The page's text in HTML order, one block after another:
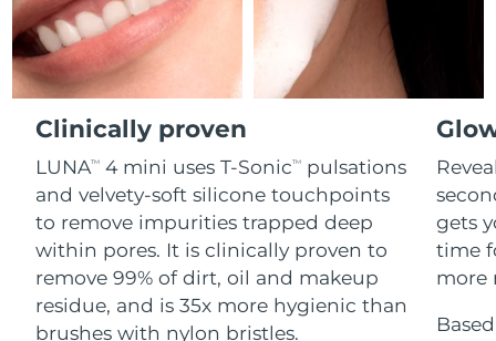
Clinically proven
LUNATM 4 mini uses T-SonicTM
pulsations
and velvety-soft silicone touchpoints
to remove impurities trapped deep
within pores. It is clinically proven to
remove 99% of dirt, oil and makeup
residue, and is 35x more hygienic than
brushes with nylon bristles.
gets
time
more
PEACH™ 2 go
Travel-friendly IPL hair removal
PEACH™ Cooling Prep Gel
Cooling IPL hair removal gel
SUPERCHARGED™ serum
Firming body serum
ESPADA™ 2
Acne treatment device
ESPADA™ Blemish Solution
Concentrated acne gel
ESPADA™ 設備
All acne treatment devices
IRIS™ 2
Rejuvenating eye massager
眼部護膚
Advanced eye care treatment
眼部護理設備
All revitalizing eye massagers
毛孔護理
KIWI™ derma
Diamond microdermabrasion .
KIWI™
Blackhead remover
KIWI™ 皮肤护理
LUNA™ 4 hair
2-in-1 LED scalp massager
FLIP™ play advanced
LED light hairbrush
LUNA™ Dual-Peptide Scalp
Serum
牙齒美白
NEW
issa™ Teeth Whitening Set
Dual LED + sonic device & 18% PAP gel
issa™ Teeth Whitening Gel
更多的
中國香港特別行政區 預計送達日期
匈牙利 預計送達日期
冰島 8/9/26
印尼 預計送達日期 8/6/26
愛爾蘭 8/8/26
曼島 預計送達日期